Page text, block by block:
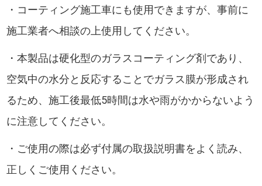
・コーティング施工車にも使用できますが、事前に
施工業者へ相談の上使用してください。
・本製品は硬化型のガラスコーティング剤であり、
空気中の水分と反応することでガラス膜が形成され
るため、施工後最低5時間は水や雨がかからないよう
に注意してください。
・ご使用の際は必ず付属の取扱説明書をよく読み、
正しくご使用ください。